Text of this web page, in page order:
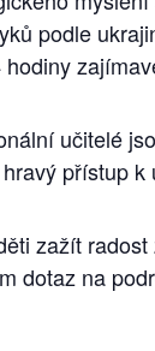
podle
učitelé
přístup
zažít
dotaz na